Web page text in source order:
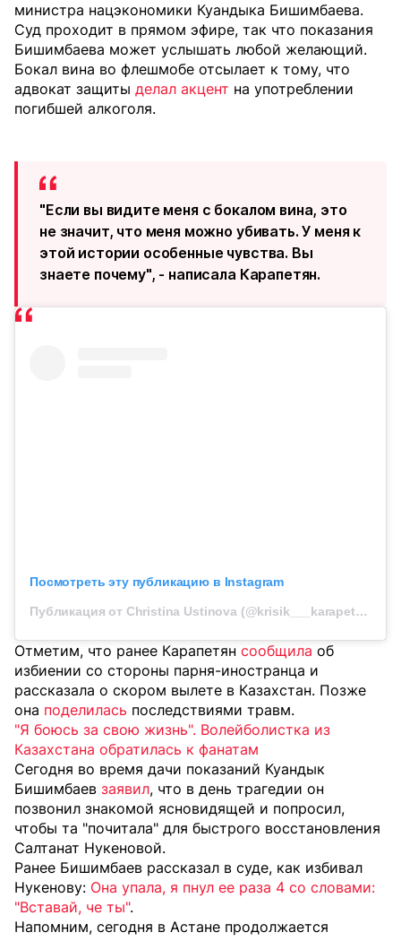
министра нацэкономики Куандыка Бишимбаева.
Суд проходит в прямом эфире, так что показания
Бишимбаева может услышать любой желающий.
Бокал вина во флешмобе отсылает к тому, что
адвокат защиты делал акцент на употреблении
погибшей алкоголя.
"Если вы видите меня с бокалом вина, это
не значит, что меня можно убивать. У меня к
этой истории особенные чувства. Вы
знаете почему", - написала Карапетян.
Посмотреть эту публикацию в Instagram
Публикация от Christina Ustinova (@krisik___karapetyan)
Отметим, что ранее Карапетян сообщила об
избиении со стороны парня-иностранца и
рассказала о скором вылете в Казахстан. Позже
она поделилась последствиями травм.
"Я боюсь за свою жизнь". Волейболистка из
Казахстана обратилась к фанатам
Сегодня во время дачи показаний Куандык
Бишимбаев заявил, что в день трагедии он
позвонил знакомой ясновидящей и попросил,
чтобы та "почитала" для быстрого восстановления
Салтанат Нукеновой.
Ранее Бишимбаев рассказал в суде, как избивал
Нукенову: Она упала, я пнул ее раза 4 со словами:
"Вставай, че ты".
Напомним, сегодня в Астане продолжается